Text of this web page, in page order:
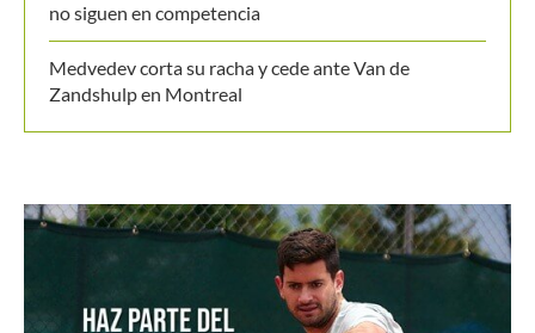
no siguen en competencia
Medvedev corta su racha y cede ante Van de
Zandshulp en Montreal